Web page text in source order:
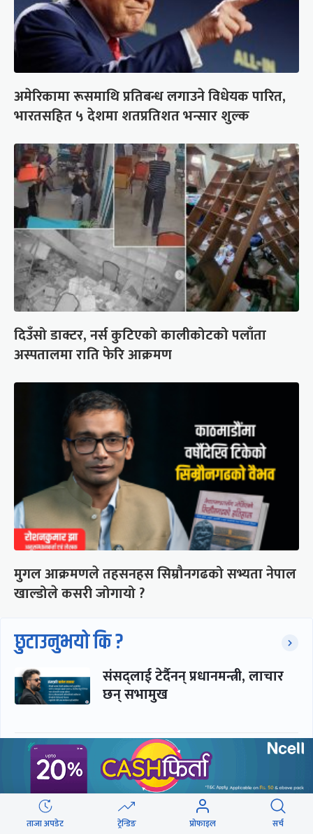
अमेरिकामा रूसमाथि प्रतिबन्ध लगाउने विधेयक पारित,
भारतसहित ५ देशमा शतप्रतिशत भन्सार शुल्क
दिउँसो डाक्टर, नर्स कुटिएको कालीकोटको पलाँता
अस्पतालमा राति फेरि आक्रमण
मुगल आक्रमणले तहसनहस सिम्रौनगढको सभ्यता नेपाल
खाल्डोले कसरी जोगायो ?
छुटाउनुभयो कि ?
संसद्लाई टेर्दैनन् प्रधानमन्त्री, लाचार
छन् सभामुख
‘अस्थायी प्रकृतिको अध्यादेशले ऐनको
व्यवस्था विस्थापित गर्न सक्दैन’
सरकार-प्रसाईं लुकामारी : छिनमै
ताजा अपडेट ट्रेन्डिङ प्रोफाइल सर्च